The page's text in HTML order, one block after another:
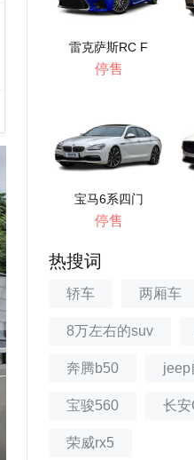
雷克萨斯RC F
停售
宝马6系四门
停售
热搜词
轿车 两厢车
8万左右的suv
奔腾b50 jeep
宝骏560 长
荣威rx5